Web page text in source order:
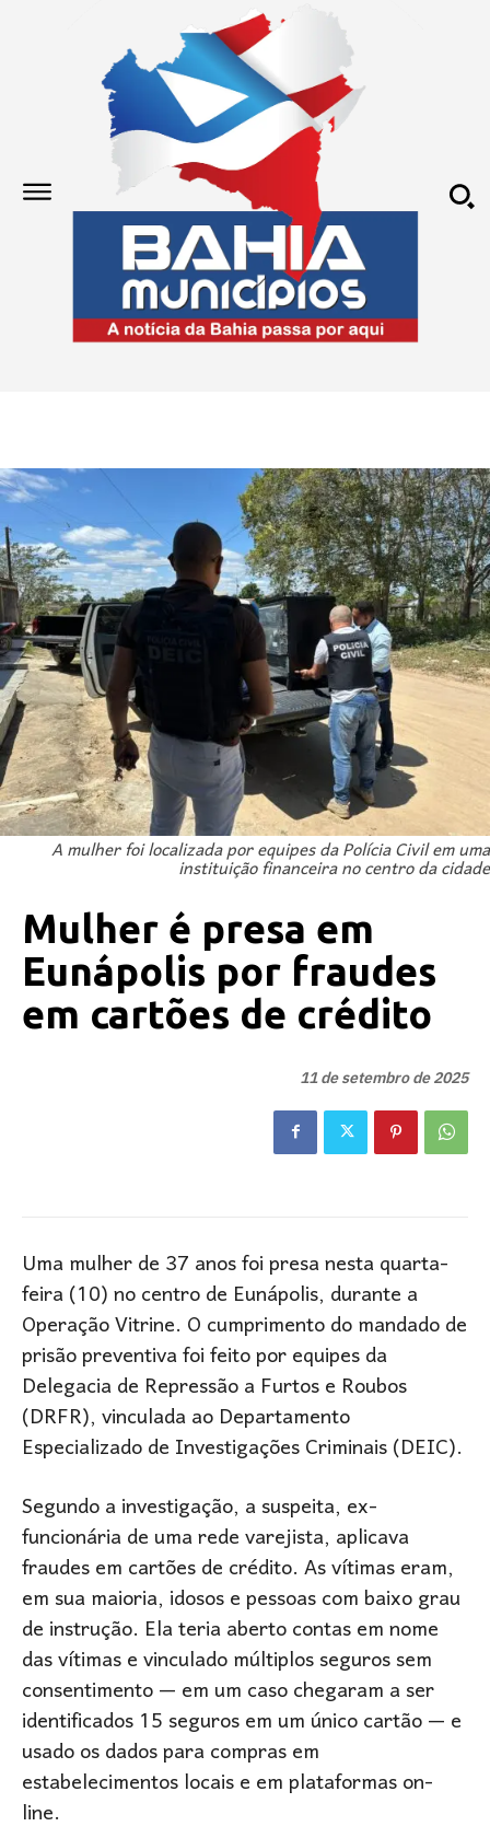
A mulher foi localizada por equipes da Polícia Civil em uma
instituição financeira no centro da cidade
Mulher é presa em
Eunápolis por fraudes
em cartões de crédito
11 de setembro de 2025
Uma mulher de 37 anos foi presa nesta quarta-
feira (10) no centro de Eunápolis, durante a
Operação Vitrine. O cumprimento do mandado de
prisão preventiva foi feito por equipes da
Delegacia de Repressão a Furtos e Roubos
(DRFR), vinculada ao Departamento
Especializado de Investigações Criminais (DEIC).
Segundo a investigação, a suspeita, ex-
funcionária de uma rede varejista, aplicava
fraudes em cartões de crédito. As vítimas eram,
em sua maioria, idosos e pessoas com baixo grau
de instrução. Ela teria aberto contas em nome
das vítimas e vinculado múltiplos seguros sem
consentimento — em um caso chegaram a ser
identificados 15 seguros em um único cartão — e
usado os dados para compras em
estabelecimentos locais e em plataformas on-
line.